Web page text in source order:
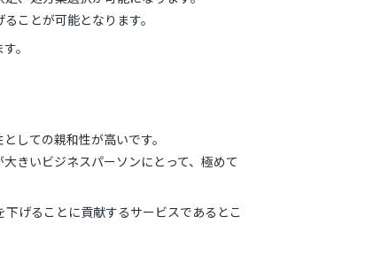
ことが可能となります。
。
しての親和性が高いです。
きいビジネスパーソンにとって、極めて
げることに貢献するサービスであるとこ